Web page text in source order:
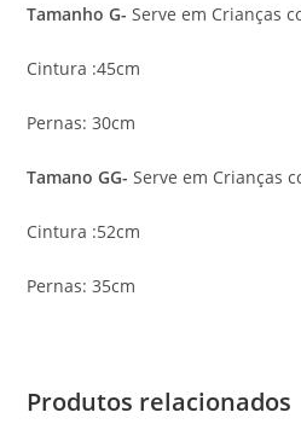
Tamanho G- Serve em Crianças
Cintura :45cm
Pernas: 30cm
Tamano GG- Serve em Crianças
Cintura :52cm
Pernas: 35cm
Produtos relacionados